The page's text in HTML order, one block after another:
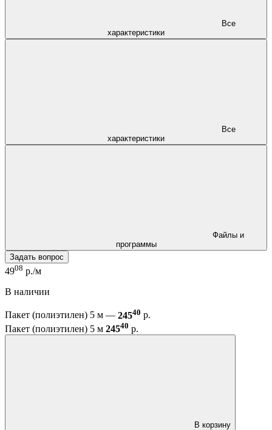
характеристики
характеристики
программы
Задать вопрос
4908 р./м
В наличии
Пакет (полиэтилен) 5 м — 24540 р.
Пакет (полиэтилен) 5 м 24540 р.
В корзину